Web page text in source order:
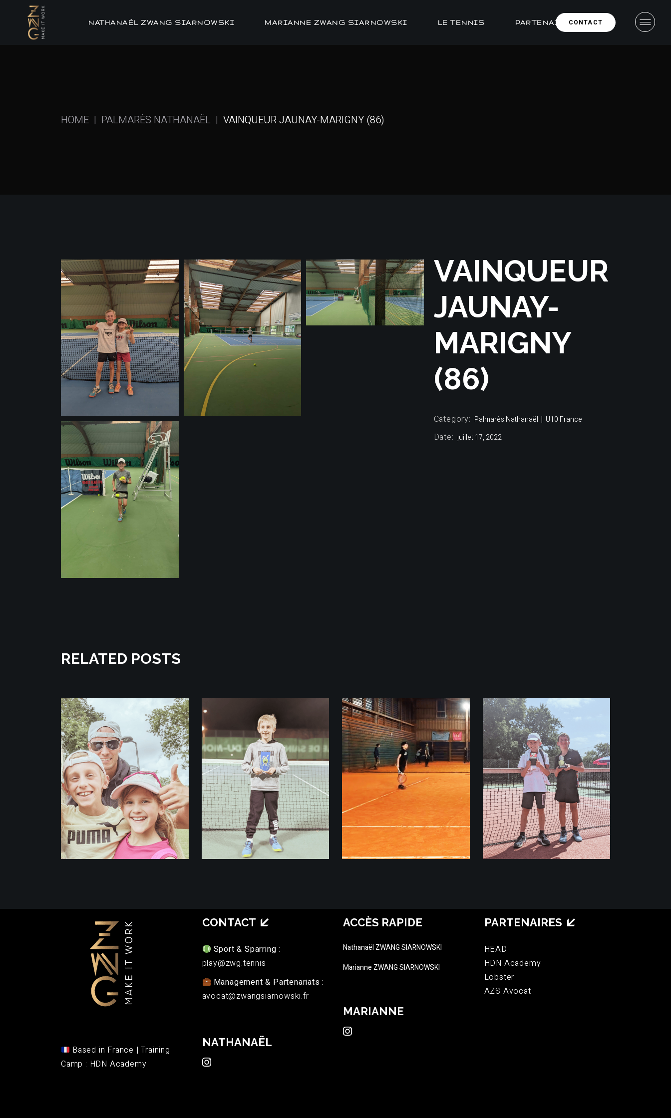
content NATHANAËL ZWANG SIARNOWSKI MARIANNE ZWANG SIARNOWSKI LE TENNIS PARTENAIRESCONTACT
HOME PALMARÈS NATHANAËL VAINQUEUR JAUNAY-MARIGNY (86)
VAINQUEUR
JAUNAY-
MARIGNY
(86)
Category: Palmarès Nathanaël U10 France
Date: juillet 17, 2022
RELATED POSTS
Palmarès Marianne
U10 France
DEMI-
FINALISTE
MONT-DE-
MARSAN (40)
GARÇONS
Palmarès Nathanaël
U10 France
VAINQUEUR
SAINT PIERRE
DU MONT (40)
HIVER
Palmarès Nathanaël
U12 France
U14 France
DEMI-
FINALISTE
BIGANOS (33)
Palmarès Nathanaël
U12 France
FINALISTE
SAINT-JULIEN-
EN-BORN (40)
Based in France | Training
Camp : HDN Academy
CONTACT
Sport & Sparring :
play@zwg.tennis
Management & Partenariats :
avocat@zwangsiarnowski.fr
NATHANAËL
ACCÈS RAPIDE
Nathanaël ZWANG SIARNOWSKI
Marianne ZWANG SIARNOWSKI
MARIANNE
PARTENAIRES
HEAD
HDN Academy
Lobster
AZS Avocat